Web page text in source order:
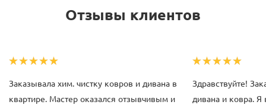
Отзывы клиентов
Заказывала хим. чистку ковров и дивана в
квартире. Мастер оказался отзывчивым и
Здравствуйте!
дивана и ковра. Я